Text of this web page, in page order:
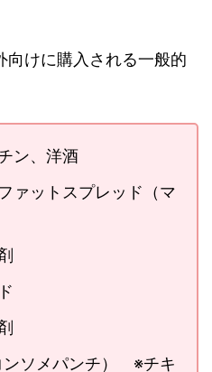
向けに購入される一般的
ン、洋酒
ァットスプレッド（マ
ンソメパンチ） ※チキ